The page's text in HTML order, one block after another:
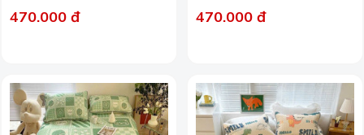
470.000 đ 470.000 đ